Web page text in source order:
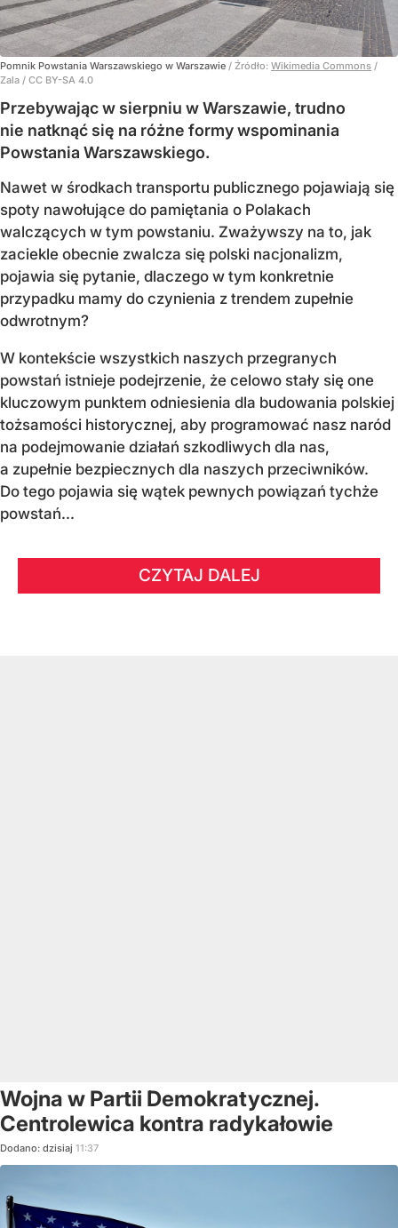
Pomnik Powstania Warszawskiego w Warszawie / Źródło: Wikimedia Commons /
Zala / CC BY-SA 4.0
Przebywając w sierpniu w Warszawie, trudno
nie natknąć się na różne formy wspominania
Powstania Warszawskiego.
Nawet w środkach transportu publicznego pojawiają się
spoty nawołujące do pamiętania o Polakach
walczących w tym powstaniu. Zważywszy na to, jak
zaciekle obecnie zwalcza się polski nacjonalizm,
pojawia się pytanie, dlaczego w tym konkretnie
przypadku mamy do czynienia z trendem zupełnie
odwrotnym?
W kontekście wszystkich naszych przegranych
powstań istnieje podejrzenie, że celowo stały się one
kluczowym punktem odniesienia dla budowania polskiej
tożsamości historycznej, aby programować nasz naród
na podejmowanie działań szkodliwych dla nas,
a zupełnie bezpiecznych dla naszych przeciwników.
Do tego pojawia się wątek pewnych powiązań tychże
powstań...
CZYTAJ DALEJ
Wojna w Partii Demokratycznej.
Centrolewica kontra radykałowie
Dodano: dzisiaj 11:37